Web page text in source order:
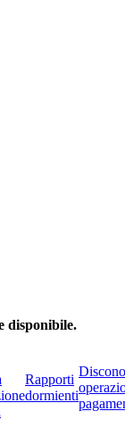
disponibile.
Rapporti
dormienti